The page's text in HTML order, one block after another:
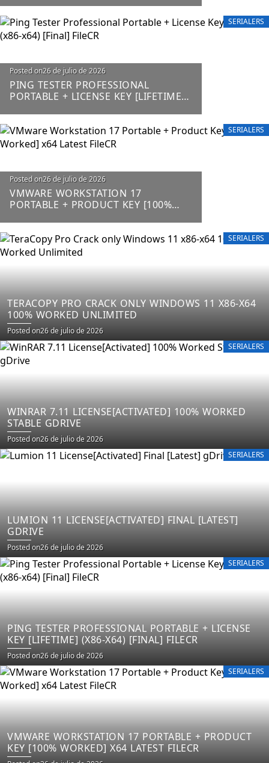
SERIALERS
Posted on26 de julio de 2026
PING TESTER PROFESSIONAL
PORTABLE + LICENSE KEY [LIFETIME]
SERIALERS
Posted on26 de julio de 2026
VMWARE WORKSTATION 17
PORTABLE + PRODUCT KEY [100%
SERIALERS
TERACOPY PRO CRACK ONLY WINDOWS 11 X86-X64
100% WORKED UNLIMITED
Posted on26 de julio de 2026
SERIALERS
WINRAR 7.11 LICENSE[ACTIVATED] 100% WORKED
STABLE GDRIVE
Posted on26 de julio de 2026
SERIALERS
LUMION 11 LICENSE[ACTIVATED] FINAL [LATEST]
GDRIVE
Posted on26 de julio de 2026
SERIALERS
PING TESTER PROFESSIONAL PORTABLE + LICENSE
KEY [LIFETIME] (X86-X64) [FINAL] FILECR
Posted on26 de julio de 2026
SERIALERS
VMWARE WORKSTATION 17 PORTABLE + PRODUCT
KEY [100% WORKED] X64 LATEST FILECR